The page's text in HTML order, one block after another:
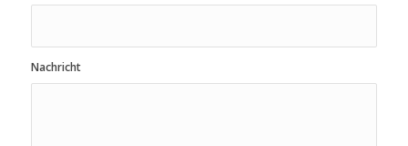
Nachricht